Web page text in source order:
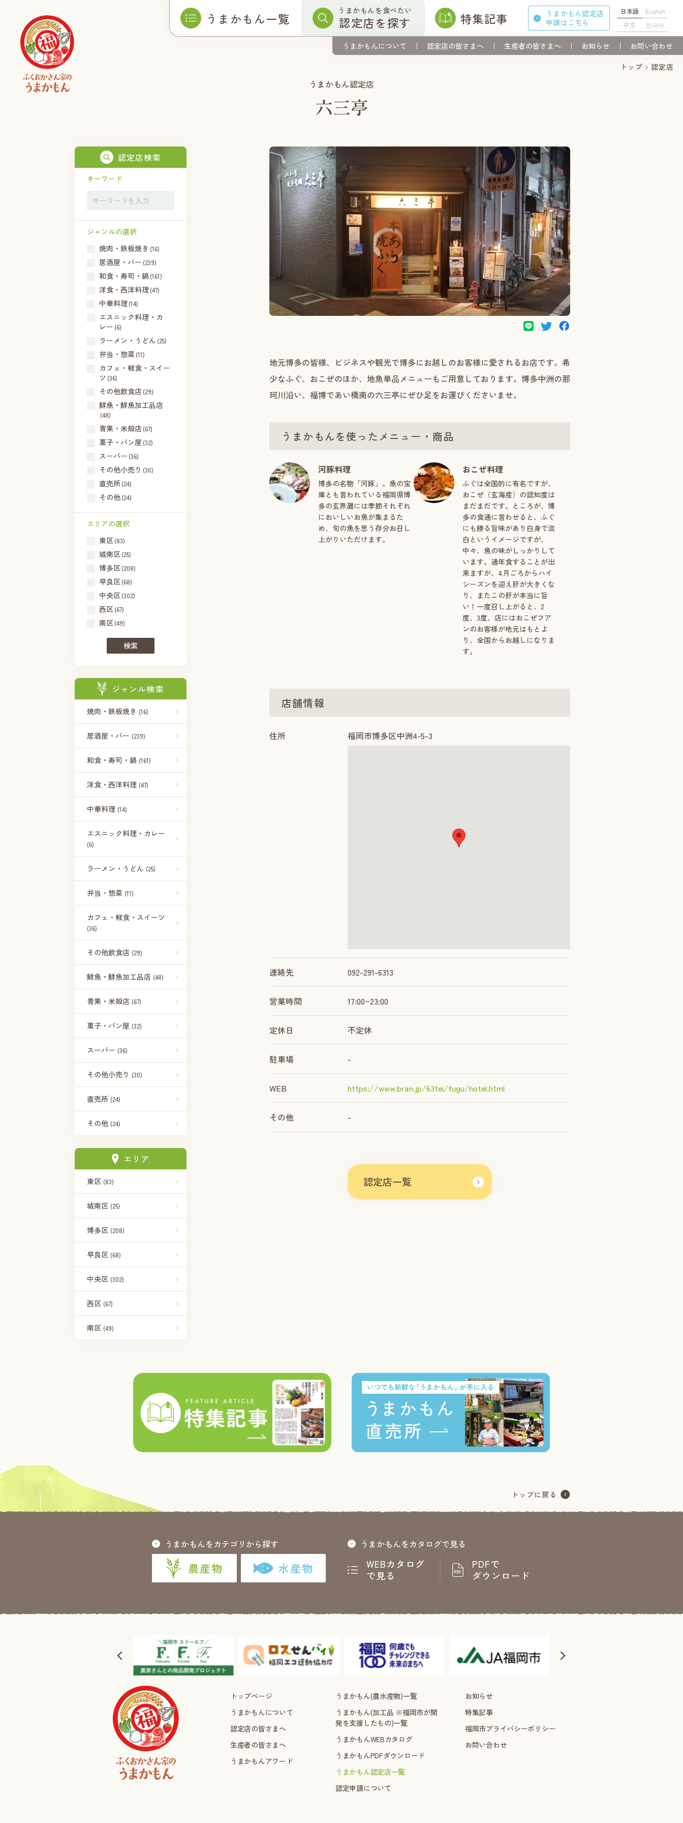
うまかもん一覧 うまかもんを食べたい
認定店を探す 特集記事
うまかもん認定店
申請はこちら
日本語
English
中文
한국어
うまかもんについて 認定店の皆さまへ 生産者の皆さまへ お知らせ お問い合わせ
トップ 認定店
うまかもん認定店
六三亭
認定店検索
キーワード
ジャンルの選択
焼肉・鉄板焼き (16)
居酒屋・バー (239)
和食・寿司・鍋 (161)
洋食・西洋料理 (47)
中華料理 (14)
エスニック料理・カ
レー (6)
ラーメン・うどん (25)
弁当・惣菜(11)
カフェ・軽食・スイー
ツ (36)
その他飲食店(29)
鮮魚・鮮魚加工品店
(48)
青果・米殻店(67)
菓子・パン屋 (32)
スーパー (36)
その他小売り (30)
直売所(24)
その他(24)
エリアの選択
東区(83)
城南区(25)
博多区(208)
早良区(68)
中央区(302)
西区(67)
南区(49)
検索
ジャンル検索
焼肉・鉄板焼き (16)
居酒屋・バー (239)
和食・寿司・鍋 (161)
洋食・西洋料理 (47)
中華料理 (14)
エスニック料理・カレー
(6)
ラーメン・うどん (25)
弁当・惣菜 (11)
カフェ・軽食・スイーツ
(36)
その他飲食店 (29)
鮮魚・鮮魚加工品店 (48)
青果・米殻店 (67)
菓子・パン屋 (32)
スーパー (36)
その他小売り (30)
直売所 (24)
その他 (24)
エリア
東区 (83)
城南区 (25)
博多区 (208)
早良区 (68)
中央区 (302)
西区 (67)
南区 (49)
地元博多の皆様、ビジネスや観光で博多にお越しのお客様に愛されるお店です。希
少なふぐ、おこぜのほか、地魚単品メニューもご用意しております。博多中洲の那
珂川沿い、福博であい橋南の六三亭にぜひ足をお運びくださいませ。
うまかもんを使ったメニュー・商品
河豚料理
博多の名物「河豚」。魚の宝
庫とも言われている福岡県博
多の玄界灘には季節それぞれ
においしいお魚が集まるた
め、旬の魚を思う存分お召し
上がりいただけます。
おこぜ料理
ふぐは全国的に有名ですが、
おこぜ（玄海産）の認知度は
まだまだです。ところが、博
多の食通に言わせると、ふぐ
にも勝る旨味があり白身で淡
白というイメージですが、
中々、魚の味がしっかりして
います。通年食することが出
来ますが、4月ごろからハイ
シーズンを迎え肝が大きくな
り、またこの肝が本当に旨
い！一度召し上がると、2
度、3度、店にはおこぜフア
ンのお客様が地元はもとよ
り、全国からお越しになりま
す。
店舗情報
住所 福岡市博多区中洲4-5-3
連絡先 092-291-6313
営業時間 17:00~23:00
定休日 不定休
駐車場 -
WEB https://www.bran.jp/63tei/fugu/hotel.html
その他 -
認定店一覧
うまかもんをカテゴリから探す
農産物 水産物
うまかもんをカタログで見る
WEBカタログ
で見る
PDFで
ダウンロード
トップページ
うまかもんについて
認定店の皆さまへ
生産者の皆さまへ
うまかもんアワード
うまかもん(農水産物)一覧
うまかもん(加工品 ※福岡市が開
発を支援したもの)一覧
うまかもんWEBカタログ
うまかもんPDFダウンロード
うまかもん認定店一覧
認定申請について
お知らせ
特集記事
福岡市プライバシーポリシー
お問い合わせ